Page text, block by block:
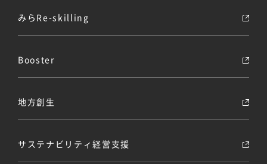
みらRe-skilling
Booster
地方創生
サステナビリティ経営支援